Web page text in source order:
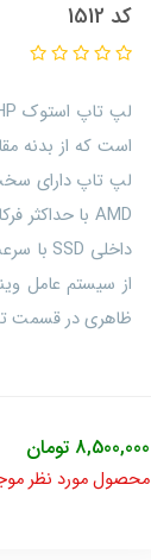
کد 1512
است که از بدنه
ظاهری در قسمت
8,500,000 تومان
محصول مورد نظر